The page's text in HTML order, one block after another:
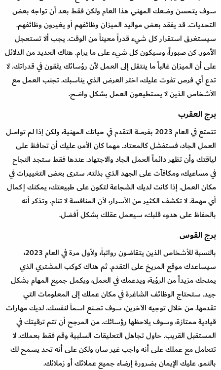
سوف يتحسن وضعك المهني هذا العام ولكن فقط بعد أن تواجه بعض
التحديات. قد يفقد بعض مواليد الميزان وظائفهم أو يغيرون وظائفهم.
سيستغرق استقرار كل شيء قدراً معيناً من الوقت. يجب ألا تستعجل
الأمور. كن صبوراً، وسيكون كل شيء على ما يرام. هناك العديد من الدلائل
على أن الميزان غالباً ما ينتقل إلى العمل لأن رؤسائك يثقون في قدراتك. لا
تدع أي فرص تفوت عليك، اختر العرض الذي يناسبك. تجنب العمل مع
الأشخاص الذين لا يستطيعون العمل بشكل واضح.
برج العقرب
تتمتع في العام 2023 بفرصة التقدم في حياتك المهنية، ولكن إذا لم تواصل
العمل الجاد، فستفشل كالمعتاد. مهما كان الأمر، عليك أن تحافظ على
لياقتك وأن تظهر دائماً العمل الجاد والاجتهاد. عندها فقط ستجد النجاح
في مساعيك، ومكافآت على الجهد الذي بذلته. سترى بعض التغييرات في
مكان العمل. إذا كانت لديك الشجاعة لتكون على طبيعتك، يمكنك إكمال
أي مهمة. لا تكشف الكثير من الأسرار، لأن المنافسة لا تنام. وتذكر أنه
بالحفاظ على هدوء قلبك، سيعمل عقلك بشكل أفضل.
برج القوس
بالنسبة للأشخاص الذين يتقاضون رواتباً، ولأول مرة في العام 2023،
سيساعدك موقع المريخ على التقدم. ثم هناك كوكب المشتري الذي
يمنحك مزيداً من الرؤية، ويدعمك في العمل، ويكمل جميع المهام بشكل
جيد. ستحتاج الوظائف الشاغرة في مكان عملك إلى المعلومات التي
تقدمها. من خلال توجيه الآخرين، سوف تصنع اسماً لنفسك. لديك مهارات
قيادية ممتازة، وسوف يلاحظها رؤسائك. من المرجح أن تتم ترقيتك في
المستقبل القريب. حاول تجاهل التعليقات السلبية وقم فقط بعملك. لا
تتعامل مع عملك على أنه واجب غير سار، ولكن على أنه تحدٍ يسمح لك
بالنمو. عليك الإيمان بضرورة إرضاء جميع عملائك أو زملائك.